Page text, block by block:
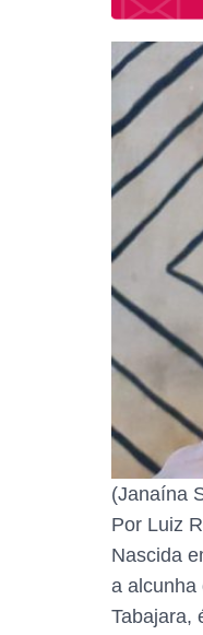
(Janaína
Por Luiz
Nascida
a alcunha
Tabajara,